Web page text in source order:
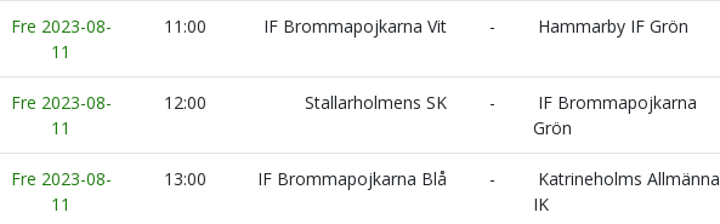
Fre 2023-08-
11
11:00 IF Brommapojkarna Vit - Hammarby IF Grön
Fre 2023-08-
11
12:00 Stallarholmens SK -
IF Brommapojkarna
Grön
Fre 2023-08-
11
13:00 IF Brommapojkarna Blå -
Katrineholms Allmänna
IK